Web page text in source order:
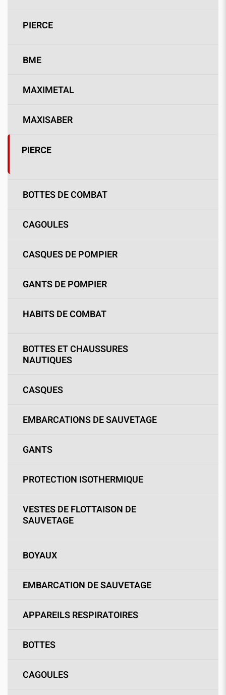
PIERCE
BME
MAXIMETAL
MAXISABER
PIERCE
BOTTES DE COMBAT
CAGOULES
CASQUES DE POMPIER
GANTS DE POMPIER
HABITS DE COMBAT
BOTTES ET CHAUSSURES
NAUTIQUES
CASQUES
EMBARCATIONS DE SAUVETAGE
GANTS
PROTECTION ISOTHERMIQUE
VESTES DE FLOTTAISON DE
SAUVETAGE
BOYAUX
EMBARCATION DE SAUVETAGE
APPAREILS RESPIRATOIRES
BOTTES
CAGOULES